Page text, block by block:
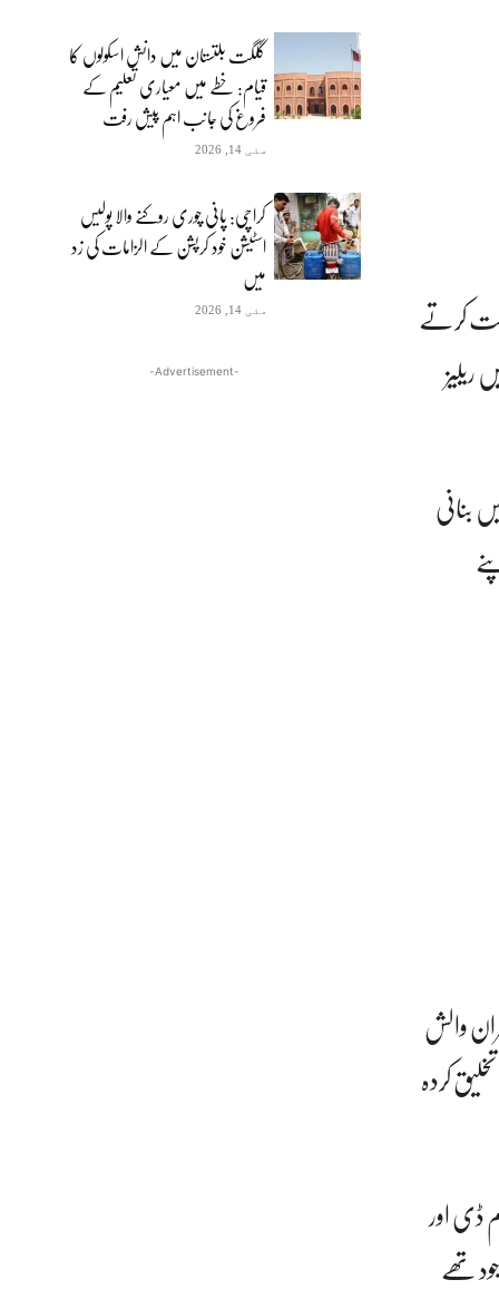
گلگت بلتستان میں دانش اسکولوں کا
قیام: خطے میں معیاری تعلیم کے
فروغ کی جانب اہم پیش رفت
مئی 14, 2026
کراچی: پانی چوری روکنے والا پولیس
اسٹیشن خود کرپشن کے الزامات کی زد
میں
مئی 14, 2026
-Advertisement-
کرتے
کرنے کا اعلان کیا ہے۔ یہ فلم اسٹیون اسپیلبرگ کی 2011 میں ریلیز
بنانی
والش
کردہ
ڈی اور
تھے